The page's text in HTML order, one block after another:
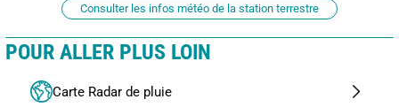
Consulter les infos météo de la station terrestre
POUR ALLER PLUS LOIN
Carte Radar de pluie